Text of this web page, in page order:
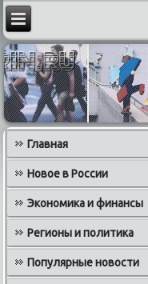
Главная
Новое в России
Экономика и финансы
Регионы и политика
Популярные новости